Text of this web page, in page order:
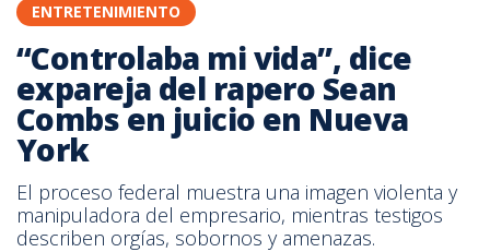
ENTRETENIMIENTO
“Controlaba mi vida”, dice
expareja del rapero Sean
Combs en juicio en Nueva
York
El proceso federal muestra una imagen violenta y
manipuladora del empresario, mientras testigos
describen orgías, sobornos y amenazas.